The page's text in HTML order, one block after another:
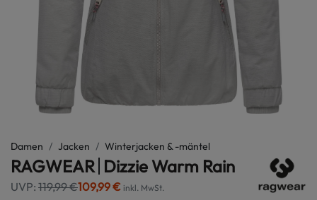
Damen Jacken Winterjacken & -mäntel
RAGWEAR Dizzie Warm Rain
UVP: 119,99 €109,99 € inkl. MwSt.